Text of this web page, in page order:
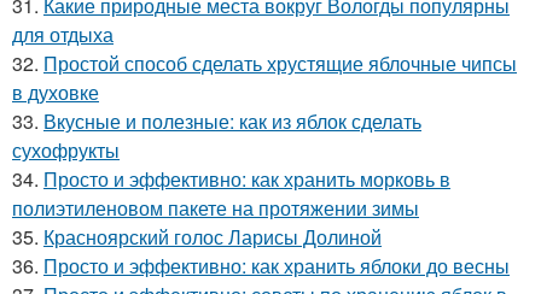
31. Какие природные места вокруг Вологды популярны
для отдыха
32. Простой способ сделать хрустящие яблочные чипсы
в духовке
33. Вкусные и полезные: как из яблок сделать
сухофрукты
34. Просто и эффективно: как хранить морковь в
полиэтиленовом пакете на протяжении зимы
35. Красноярский голос Ларисы Долиной
36. Просто и эффективно: как хранить яблоки до весны